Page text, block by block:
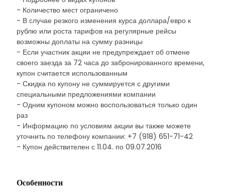
- Количество мест ограничено
- В случае резкого изменения курса доллара/евро к
рублю или роста тарифов на регулярные рейсы
возможны доплаты на сумму разницы
- Если участник акции не предупреждает об отмене
своего заезда за 72 часа до забронированного времени,
купон считается использованным
- Скидка по купону не суммируется с другими
специальными предложениями компании
- Одним купоном можно воспользоваться только один
раз
- Информацию по условиям акции вы также можете
уточнить по телефону компании: +7 (918) 651-71-42
- Купон действителен с 11.04. по 09.07.2016
Особенности